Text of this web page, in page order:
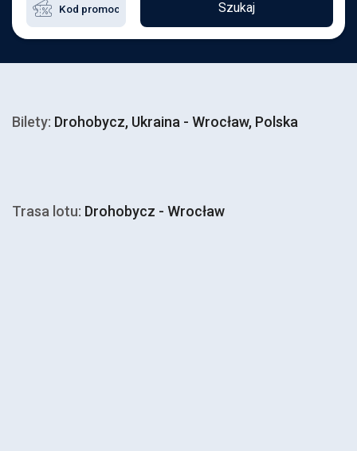
Szukaj
Bilety: Drohobycz, Ukraina - Wrocław, Polska
Trasa lotu: Drohobycz - Wrocław